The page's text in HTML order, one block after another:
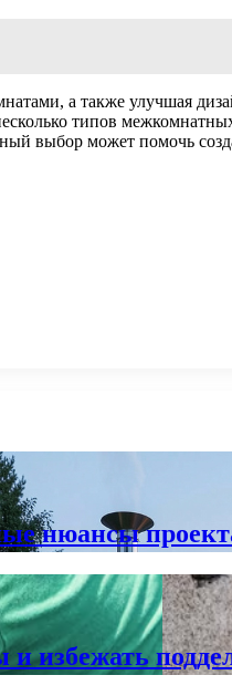
а также улучшая
типов
выбор может помочь
нюансы
избежать